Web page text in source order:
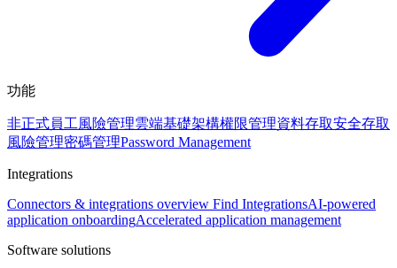
功能
非正式員工風險管理雲端基礎架構權限管理資料存取安全存取
風險管理密碼管理Password Management
Integrations
Connectors & integrations overview Find IntegrationsAI-powered
application onboardingAccelerated application management
Software solutions